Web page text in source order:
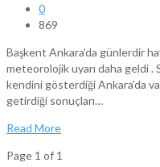
0
869
Başkent Ankara’da günlerdir
meteorolojik uyarı daha geldi .
kendini gösterdiği Ankara’da
getirdiği sonuçları…
Read More
Page 1 of 1